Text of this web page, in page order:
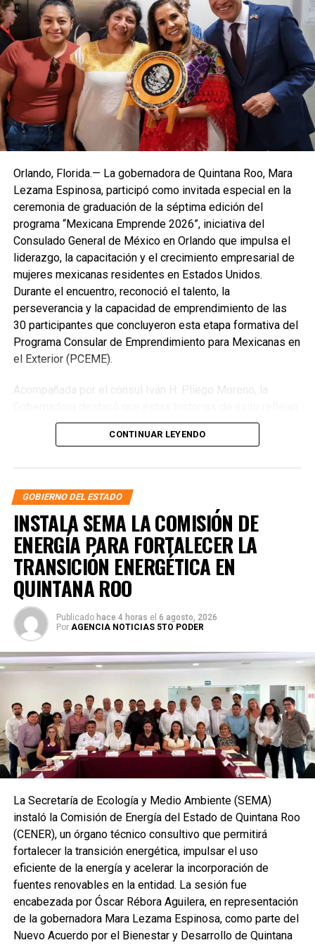
Orlando, Florida.— La gobernadora de Quintana Roo, Mara
Lezama Espinosa, participó como invitada especial en la
ceremonia de graduación de la séptima edición del
programa “Mexicana Emprende 2026”, iniciativa del
Consulado General de México en Orlando que impulsa el
liderazgo, la capacitación y el crecimiento empresarial de
mujeres mexicanas residentes en Estados Unidos.
Durante el encuentro, reconoció el talento, la
perseverancia y la capacidad de emprendimiento de las
30 participantes que concluyeron esta etapa formativa del
Programa Consular de Emprendimiento para Mexicanas en
el Exterior (PCEME).
Acompañada por el cónsul Iván H. Pliego Moreno, la
la fuerza de las mexicanas que, aun lejos de su país,
mantienen vivas sus raíces y construyen oportunidades
económica, respaldado por políticas públicas que, desde
México, fortalecen la autonomía y el desarrollo de las
mujeres.
Mara Lezama señaló que el liderazgo femenino vive un
momento histórico bajo la presidencia de Claudia
Sheinbaum Pardo, quien impulsa la participación de más
mujeres en la vida económica, social y política del país.
Compartió además la experiencia de Quintana Roo como
el primer estado gobernado por una mujer, donde se
promueven programas de financiamiento, capacitación y
asesoría para artesanas, productoras, empresarias y
cooperativistas.
CONTINUAR LEYENDO
GOBIERNO DEL ESTADO
INSTALA SEMA LA COMISIÓN DE
ENERGÍA PARA FORTALECER LA
TRANSICIÓN ENERGÉTICA EN
QUINTANA ROO
Publicado hace 4 horas el 6 agosto, 2026
Por AGENCIA NOTICIAS 5TO PODER
La Secretaría de Ecología y Medio Ambiente (SEMA)
instaló la Comisión de Energía del Estado de Quintana Roo
(CENER), un órgano técnico consultivo que permitirá
fortalecer la transición energética, impulsar el uso
eficiente de la energía y acelerar la incorporación de
fuentes renovables en la entidad. La sesión fue
encabezada por Óscar Rébora Aguilera, en representación
de la gobernadora Mara Lezama Espinosa, como parte del
Nuevo Acuerdo por el Bienestar y Desarrollo de Quintana